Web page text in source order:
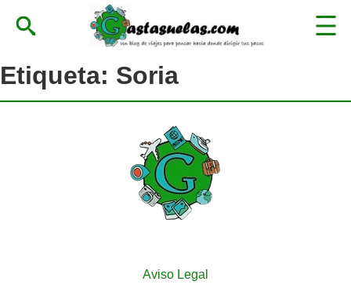
Etiqueta: Soria
Aviso Legal